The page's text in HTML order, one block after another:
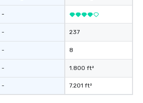
-
-
-
-
-
237
8
1.800 ft²
7.201 ft²